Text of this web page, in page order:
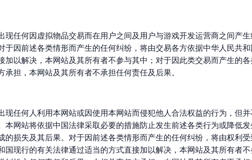
现任何因虚拟物品交易而在用户之间及用户与游戏开发运营商之间产
于因前述各类情形而产生的任何纠纷，将由交易各方依据中华人民共
加以解决，本网站及其所有者不参与其中；对于因此类交易而产生的
承担，本网站及其所有者不承担任何责任及后果。
现任何人利用本网站或因使用本网站而侵犯他人合法权益的行为，但
本网站将依据中国法律采取必要的措施防止发生前述各类行为或降低
的损失及其后果。对于因前述各类情形而产生的任何纠纷，将由权利
国现行的有关法律通过适当的方式直接加以解决，本网站及其所有者